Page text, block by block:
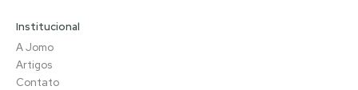
Institucional
A Jomo
Artigos
Contato